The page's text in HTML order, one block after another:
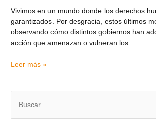
Vivimos en un mundo donde los derechos
garantizados. Por desgracia, estos últimos
observando cómo distintos gobiernos han
acción que amenazan o vulneran los …
Leer más »